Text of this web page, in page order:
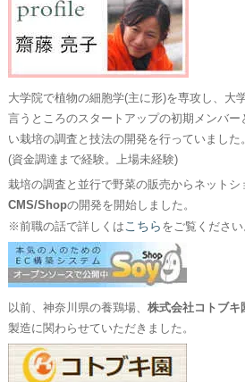
大学院で植物の細胞学(主に形)を専攻し、大
言うところのスタートアップの初期メンバ
い栽培の調査と技法の開発を行っていました。
(資金調達まで経験。上場未経験)
栽培の調査と並行で野菜の販売からネットシ
CMS/Shopの開発を開始しました。
※前職の話で詳しくは こちら をご覧ください
以前、神奈川県の養鶏場、 株式会社コトブキ
製造に関わらせていただきました。